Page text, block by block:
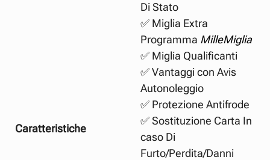
Caratteristiche
Di Stato
✅ Miglia Extra
Programma MilleMiglia
✅ Miglia Qualificanti
✅ Vantaggi con Avis
Autonoleggio
✅ Protezione Antifrode
✅ Sostituzione Carta In
caso Di
Furto/Perdita/Danni